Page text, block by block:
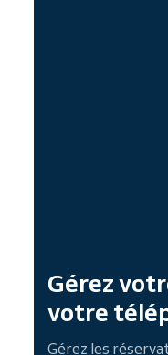
Gérez
votre
Gérez les